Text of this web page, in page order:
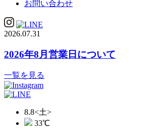
お問い合わせ
2026.07.31
2026年8月営業日について
一覧を見る
8.8<土>
33℃